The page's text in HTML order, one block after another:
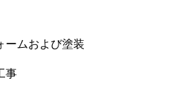
ームおよび塗装
事